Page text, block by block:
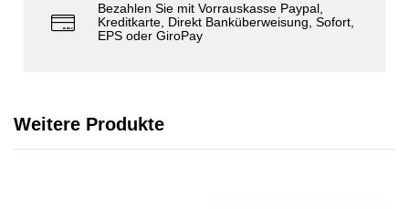
Bezahlen Sie mit Vorrauskasse Paypal,
Kreditkarte, Direkt Banküberweisung, Sofort,
EPS oder GiroPay
Weitere Produkte